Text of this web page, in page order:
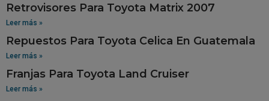
Retrovisores Para Toyota Matrix 2007
Leer más »
Repuestos Para Toyota Celica En Guatemala
Leer más »
Franjas Para Toyota Land Cruiser
Leer más »